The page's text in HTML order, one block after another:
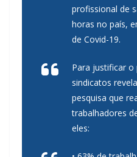
profissional de
horas no país,
de Covid-19.
Para justificar o
sindicatos
pesquisa que
trabalhadores
eles: